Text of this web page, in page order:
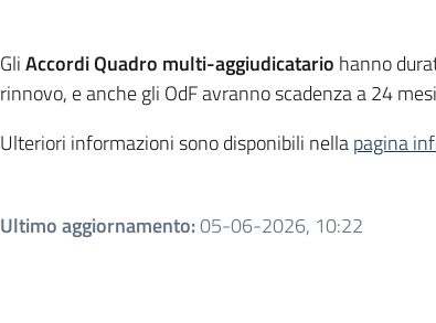
GliAccordi Quadro multi-aggiudicatario hanno
rinnovo, e anche gli OdF avranno scadenza a 24
Ulteriori informazioni sono disponibili nellapagina
Ultimo aggiornamento:05-06-2026, 10:22